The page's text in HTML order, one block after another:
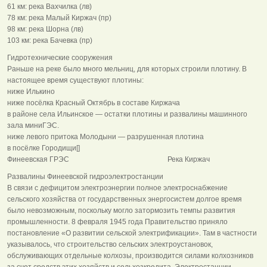
61 км: река Вахчилка (лв)
78 км: река Малый Киржач (пр)
98 км: река Шорна (лв)
103 км: река Бачевка (пр)
Гидротехнические сооружения
Раньше на реке было много мельниц, для которых строили плотину. В
настоящее время существуют плотины:
ниже Илькино
ниже посёлка Красный Октябрь в составе Киржача
в районе села Ильинское — остатки плотины и развалины машинного
зала миниГЭС.
ниже левого притока Молодыни — разрушенная плотина
в посёлке Городищи[]
Финеевская ГРЭС Река Киржач
Развалины Финеевской гидроэлектростанции
В связи с дефицитом электроэнергии полное электроснабжение
сельского хозяйства от государственных энергосистем долгое время
было невозможным, поскольку могло затормозить темпы развития
промышленности. 8 февраля 1945 года Правительство приняло
постановление «О развитии сельской электрификации». Там в частности
указывалось, что строительство сельских электроустановок,
обслуживающих отдельные колхозы, производится силами колхозников